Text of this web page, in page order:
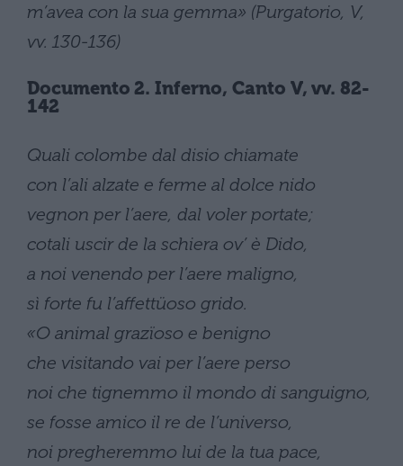
m’avea con la sua gemma» (Purgatorio, V,
vv. 130-136)
Documento 2. Inferno, Canto V, vv. 82-
142
Quali colombe dal disio chiamate
con l’ali alzate e ferme al dolce nido
vegnon per l’aere, dal voler portate;
cotali uscir de la schiera ov’ è Dido,
a noi venendo per l’aere maligno,
sì forte fu l’affettüoso grido.
«O animal grazïoso e benigno
che visitando vai per l’aere perso
noi che tignemmo il mondo di sanguigno,
se fosse amico il re de l’universo,
noi pregheremmo lui de la tua pace,